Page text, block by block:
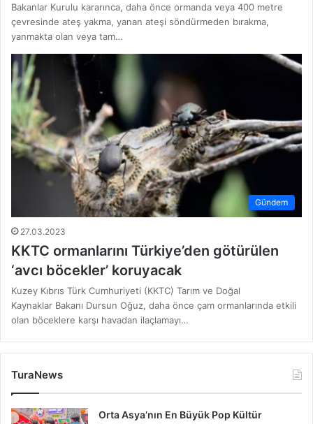
Bakanlar Kurulu kararınca, daha önce ormanda veya 400 metre
çevresinde ateş yakma, yanan ateşi söndürmeden bırakma,
yanmakta olan veya tam…
Gündem
27.03.2023
KKTC ormanlarını Türkiye’den götürülen
‘avcı böcekler’ koruyacak
Kuzey Kıbrıs Türk Cumhuriyeti (KKTC) Tarım ve Doğal
Kaynaklar Bakanı Dursun Oğuz, daha önce çam ormanlarında etkili
olan böceklere karşı havadan ilaçlamayı…
TuraNews
Orta Asya’nın En Büyük Pop Kültür